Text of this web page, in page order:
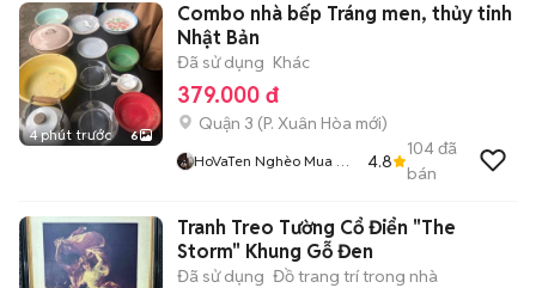
4 phút trước 6
Combo nhà bếp Tráng men, thủy tinh
Nhật Bản
Đã sử dụng Khác
379.000 đ
Quận 3 (P. Xuân Hòa mới)
HoVaTen Nghèo Mua Gì
4.8
104đã
bán
Tranh Treo Tường Cổ Điển "The
Storm" Khung Gỗ Đen
Đã sử dụng Đồ trang trí trong nhà